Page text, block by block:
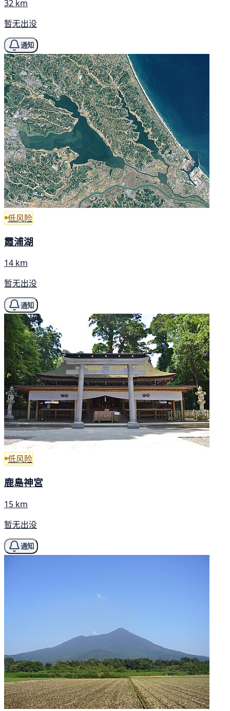
32 km
暂无出没
通知
低风险
霞浦湖
14 km
暂无出没
通知
低风险
鹿島神宮
15 km
暂无出没
通知